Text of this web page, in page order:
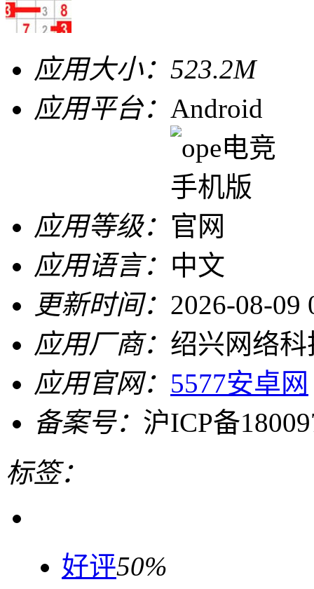
应用大小： 523.2M
应用平台： Android
应用等级：
应用语言： 中文
更新时间： 2026-08-09
应用厂商： 绍兴网络
应用官网： 5577安卓网
备案号： 沪ICP备
标签：
好评50%